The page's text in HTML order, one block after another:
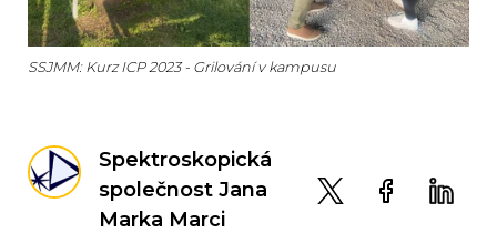
SSJMM: Kurz ICP 2023 - Grilování v kampusu
Spektroskopická
společnost Jana
Marka Marci